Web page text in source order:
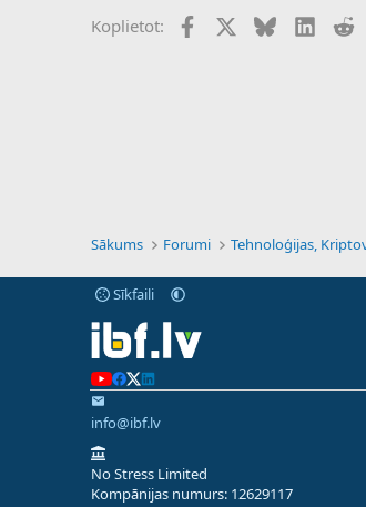
Koplietot: FacebookX (Twitter)
Bluesky
Sākums Forumi
Sīkfaili
info@ibf.lv
No Stress Limited
Kompānijas numurs: 12629117